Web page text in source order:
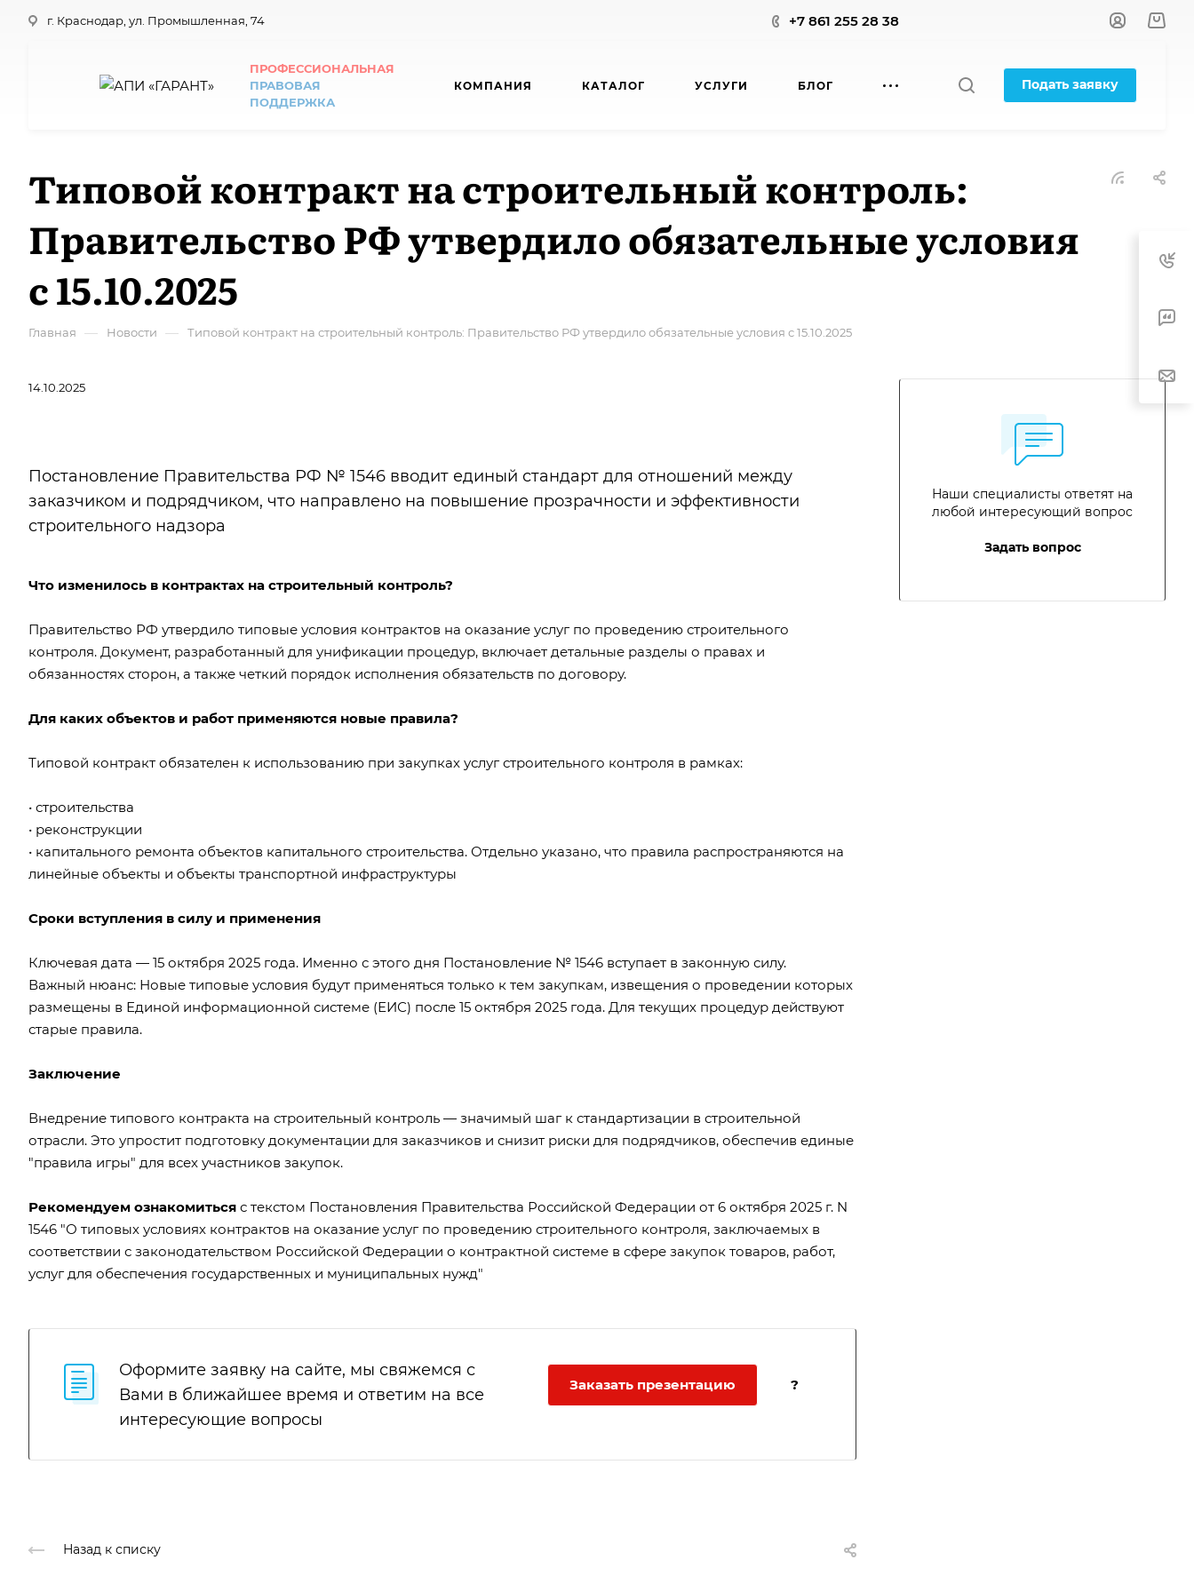
г. Краснодар, ул. Промышленная, 74 +7 861 255 28 38
ПРОФЕССИОНАЛЬНАЯ
ПРАВОВАЯ
ПОДДЕРЖКА
КОМПАНИЯ КАТАЛОГ УСЛУГИ БЛОГ Подать заявку
Типовой контракт на строительный контроль:
Правительство РФ утвердило обязательные условия
с 15.10.2025
Главная — Новости — Типовой контракт на строительный контроль: Правительство РФ утвердило обязательные условия с 15.10.2025
14.10.2025
Оформите заявку на сайте, мы свяжемся с
Вами в ближайшее время и ответим на все
интересующие вопросы
Заказать презентацию ?
Постановление Правительства РФ № 1546 вводит единый стандарт для отношений между
заказчиком и подрядчиком, что направлено на повышение прозрачности и эффективности
строительного надзора
Что изменилось в контрактах на строительный контроль?
Правительство РФ утвердило типовые условия контрактов на оказание услуг по проведению строительного
контроля. Документ, разработанный для унификации процедур, включает детальные разделы о правах и
обязанностях сторон, а также четкий порядок исполнения обязательств по договору.
Для каких объектов и работ применяются новые правила?
Типовой контракт обязателен к использованию при закупках услуг строительного контроля в рамках:
• строительства
• реконструкции
• капитального ремонта объектов капитального строительства. Отдельно указано, что правила распространяются на
линейные объекты и объекты транспортной инфраструктуры
Сроки вступления в силу и применения
Ключевая дата — 15 октября 2025 года. Именно с этого дня Постановление № 1546 вступает в законную силу.
Важный нюанс: Новые типовые условия будут применяться только к тем закупкам, извещения о проведении которых
размещены в Единой информационной системе (ЕИС) после 15 октября 2025 года. Для текущих процедур действуют
старые правила.
Заключение
Внедрение типового контракта на строительный контроль — значимый шаг к стандартизации в строительной
отрасли. Это упростит подготовку документации для заказчиков и снизит риски для подрядчиков, обеспечив единые
"правила игры" для всех участников закупок.
Рекомендуем ознакомиться с текстом Постановления Правительства Российской Федерации от 6 октября 2025 г. N
1546 "О типовых условиях контрактов на оказание услуг по проведению строительного контроля, заключаемых в
соответствии с законодательством Российской Федерации о контрактной системе в сфере закупок товаров, работ,
услуг для обеспечения государственных и муниципальных нужд"
Назад к списку
Наши специалисты ответят на
любой интересующий вопрос
Задать вопрос